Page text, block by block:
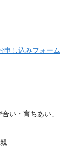
し込みフォーム
い・育ちあい」